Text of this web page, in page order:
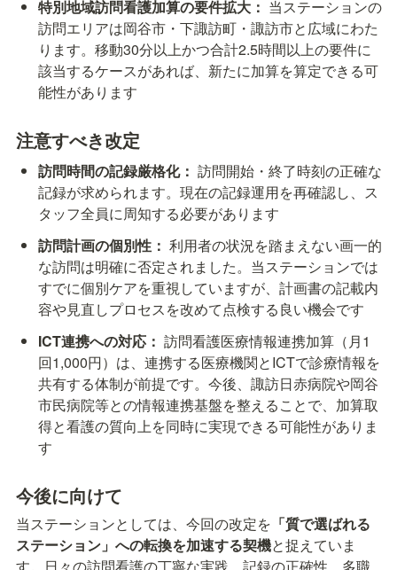
特別地域訪問看護加算の要件拡大： 当ステーションの
訪問エリアは岡谷市・下諏訪町・諏訪市と広域にわた
ります。移動30分以上かつ合計2.5時間以上の要件に
該当するケースがあれば、新たに加算を算定できる可
能性があります
注意すべき改定
訪問時間の記録厳格化： 訪問開始・終了時刻の正確な
記録が求められます。現在の記録運用を再確認し、ス
タッフ全員に周知する必要があります
訪問計画の個別性： 利用者の状況を踏まえない画一的
な訪問は明確に否定されました。当ステーションでは
すでに個別ケアを重視していますが、計画書の記載内
容や見直しプロセスを改めて点検する良い機会です
ICT連携への対応： 訪問看護医療情報連携加算（月1
回1,000円）は、連携する医療機関とICTで診療情報を
共有する体制が前提です。今後、諏訪日赤病院や岡谷
市民病院等との情報連携基盤を整えることで、加算取
得と看護の質向上を同時に実現できる可能性がありま
す
今後に向けて
当ステーションとしては、今回の改定を 「質で選ばれる
ステーション」への転換を加速する契機と捉えていま
す。日々の訪問看護の丁寧な実践、記録の正確性、多職